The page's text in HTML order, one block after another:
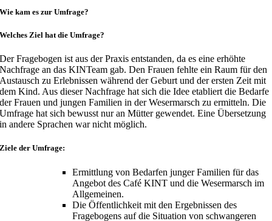
Wie kam es zur Umfrage?
Welches Ziel hat die Umfrage?
Der Fragebogen ist aus der Praxis entstanden, da es eine erhöhte
Nachfrage an das KINTeam gab. Den Frauen fehlte ein Raum für den
Austausch zu Erlebnissen während der Geburt und der ersten Zeit mit
dem Kind. Aus dieser Nachfrage hat sich die Idee etabliert die Bedarfe
der Frauen und jungen Familien in der Wesermarsch zu ermitteln. Die
Umfrage hat sich bewusst nur an Mütter gewendet. Eine Übersetzung
in andere Sprachen war nicht möglich.
Ziele der Umfrage:
Ermittlung von Bedarfen junger Familien für das
Angebot des Café KINT und die Wesermarsch im
Allgemeinen.
Die Öffentlichkeit mit den Ergebnissen des
Fragebogens auf die Situation von schwangeren